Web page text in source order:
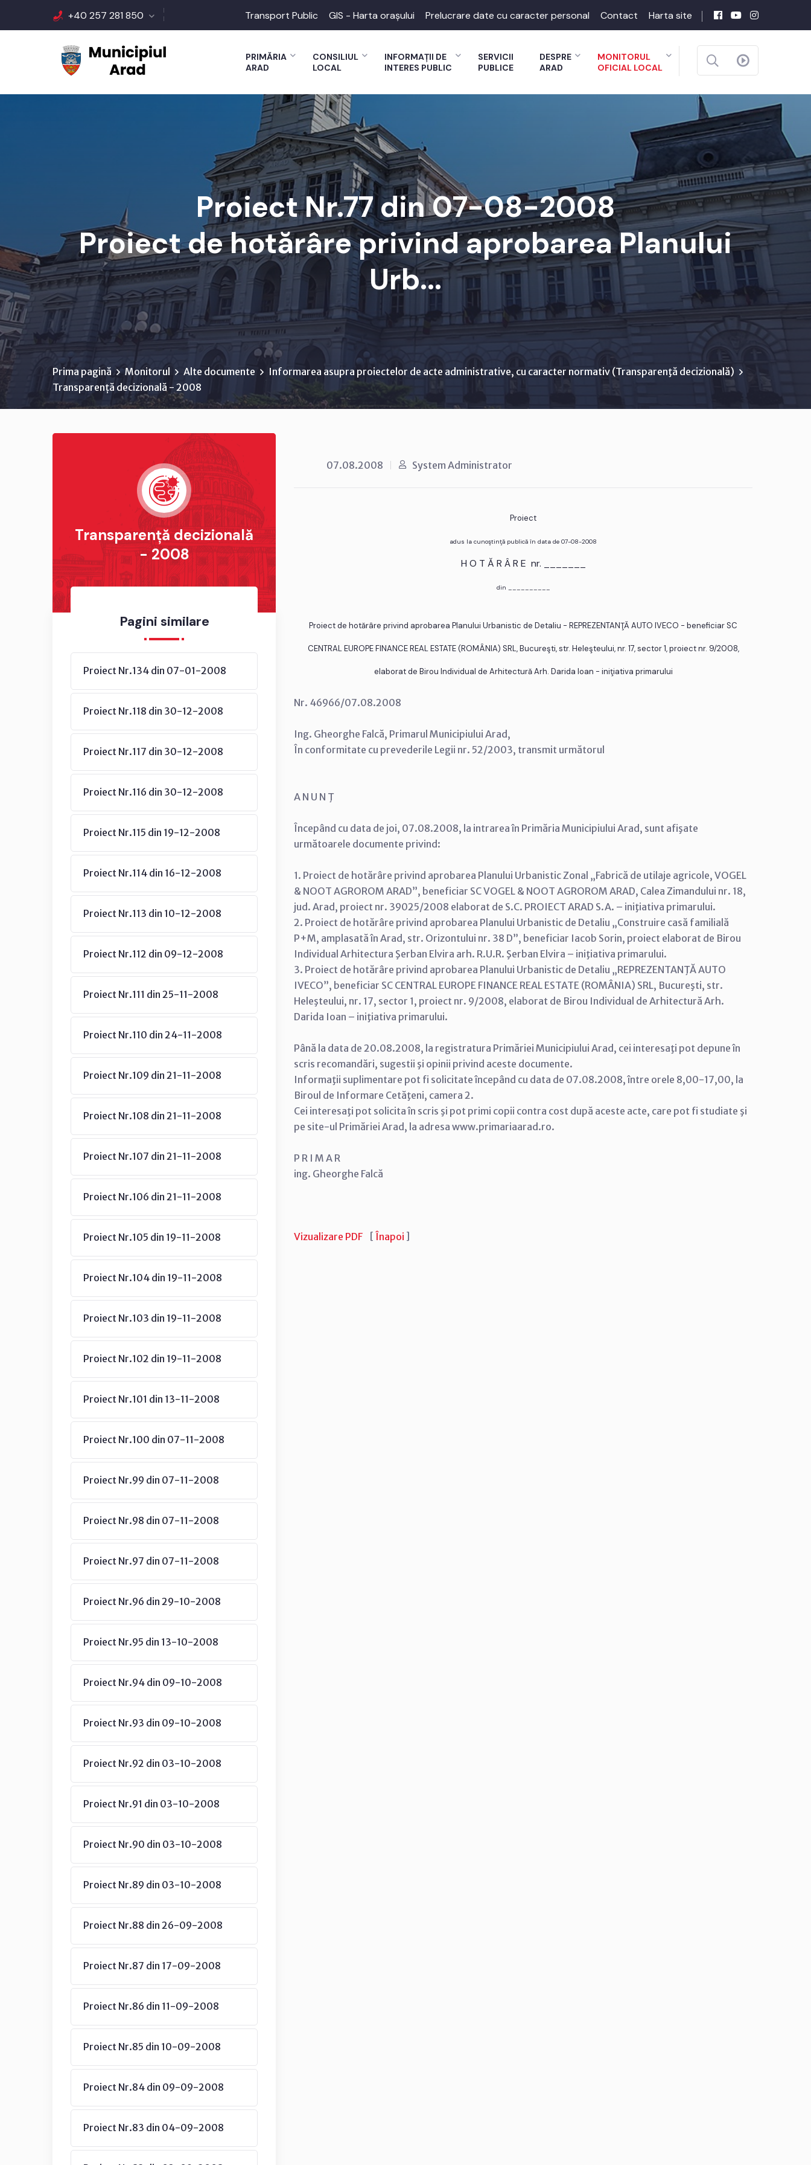
+40 257 281 850 Transport Public GIS - Harta orașului Prelucrare date cu caracter personal Contact Harta site
PRIMĂRIA
ARAD
CONSILIUL
LOCAL
INFORMAȚII DE
INTERES PUBLIC
SERVICII
PUBLICE
DESPRE
ARAD
MONITORUL
OFICIAL LOCAL
Proiect Nr.77 din 07-08-2008
Proiect de hotărâre privind aprobarea Planului
Urb...
Prima pagină Monitorul Alte documente
Informarea asupra proiectelor de acte administrative, cu caracter normativ (Transparenţă decizională)
Transparență decizională - 2008
Transparență decizională
- 2008
Pagini similare
Proiect Nr.134 din 07-01-2008
Proiect Nr.118 din 30-12-2008
Proiect Nr.117 din 30-12-2008
Proiect Nr.116 din 30-12-2008
Proiect Nr.115 din 19-12-2008
Proiect Nr.114 din 16-12-2008
Proiect Nr.113 din 10-12-2008
Proiect Nr.112 din 09-12-2008
Proiect Nr.111 din 25-11-2008
Proiect Nr.110 din 24-11-2008
Proiect Nr.109 din 21-11-2008
Proiect Nr.108 din 21-11-2008
Proiect Nr.107 din 21-11-2008
Proiect Nr.106 din 21-11-2008
Proiect Nr.105 din 19-11-2008
Proiect Nr.104 din 19-11-2008
Proiect Nr.103 din 19-11-2008
Proiect Nr.102 din 19-11-2008
Proiect Nr.101 din 13-11-2008
Proiect Nr.100 din 07-11-2008
Proiect Nr.99 din 07-11-2008
Proiect Nr.98 din 07-11-2008
Proiect Nr.97 din 07-11-2008
Proiect Nr.96 din 29-10-2008
Proiect Nr.95 din 13-10-2008
Proiect Nr.94 din 09-10-2008
Proiect Nr.93 din 09-10-2008
Proiect Nr.92 din 03-10-2008
Proiect Nr.91 din 03-10-2008
Proiect Nr.90 din 03-10-2008
Proiect Nr.89 din 03-10-2008
Proiect Nr.88 din 26-09-2008
Proiect Nr.87 din 17-09-2008
Proiect Nr.86 din 11-09-2008
Proiect Nr.85 din 10-09-2008
Proiect Nr.84 din 09-09-2008
Proiect Nr.83 din 04-09-2008
07.08.2008 System Administrator
Proiect
adus la cunoştinţă publică în data de 07-08-2008
H O T Ă R Â R E nr. _______
din __________
Proiect de hotărâre privind aprobarea Planului Urbanistic de Detaliu - REPREZENTANŢĂ AUTO IVECO - beneficiar SC
CENTRAL EUROPE FINANCE REAL ESTATE (ROMÂNIA) SRL, Bucureşti, str. Heleşteului, nr. 17, sector 1, proiect nr. 9/2008,
elaborat de Birou Individual de Arhitectură Arh. Darida Ioan - iniţiativa primarului
Nr. 46966/07.08.2008
Ing. Gheorghe Falcă, Primarul Municipiului Arad,
În conformitate cu prevederile Legii nr. 52/2003, transmit următorul
A N U N Ţ
Începând cu data de joi, 07.08.2008, la intrarea în Primăria Municipiului Arad, sunt afişate
următoarele documente privind:
1. Proiect de hotărâre privind aprobarea Planului Urbanistic Zonal „Fabrică de utilaje agricole, VOGEL
& NOOT AGROROM ARAD”, beneficiar SC VOGEL & NOOT AGROROM ARAD, Calea Zimandului nr. 18,
jud. Arad, proiect nr. 39025/2008 elaborat de S.C. PROIECT ARAD S.A. – iniţiativa primarului.
2. Proiect de hotărâre privind aprobarea Planului Urbanistic de Detaliu „Construire casă familială
P+M, amplasată în Arad, str. Orizontului nr. 38 D”, beneficiar Iacob Sorin, proiect elaborat de Birou
Individual Arhitectura Şerban Elvira arh. R.U.R. Şerban Elvira – iniţiativa primarului.
3. Proiect de hotărâre privind aprobarea Planului Urbanistic de Detaliu „REPREZENTANŢĂ AUTO
IVECO”, beneficiar SC CENTRAL EUROPE FINANCE REAL ESTATE (ROMÂNIA) SRL, Bucureşti, str.
Heleşteului, nr. 17, sector 1, proiect nr. 9/2008, elaborat de Birou Individual de Arhitectură Arh.
Darida Ioan – iniţiativa primarului.
Până la data de 20.08.2008, la registratura Primăriei Municipiului Arad, cei interesaţi pot depune în
scris recomandări, sugestii şi opinii privind aceste documente.
Informaţii suplimentare pot fi solicitate începând cu data de 07.08.2008, între orele 8,00-17,00, la
Biroul de Informare Cetăţeni, camera 2.
Cei interesaţi pot solicita în scris şi pot primi copii contra cost după aceste acte, care pot fi studiate şi
pe site-ul Primăriei Arad, la adresa www.primariaarad.ro.
P R I M A R
ing. Gheorghe Falcă
Vizualizare PDF [ Înapoi ]